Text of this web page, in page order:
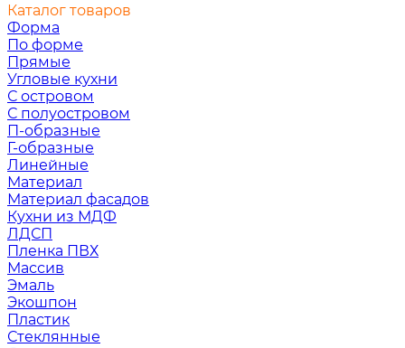
Каталог товаров
Форма
По форме
Прямые
Угловые кухни
С островом
С полуостровом
П-образные
Г-образные
Линейные
Материал
Материал фасадов
Кухни из МДФ
ЛДСП
Пленка ПВХ
Массив
Эмаль
Экошпон
Пластик
Стеклянные